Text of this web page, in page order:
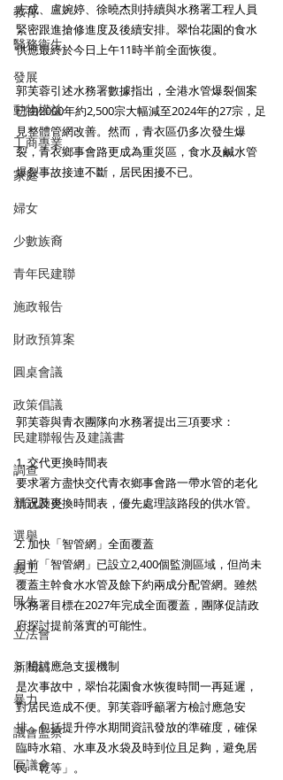
教育
醫務衛生
發展
動物權益
工商專業
家庭
婦女
少數族裔
青年民建聯
施政報告
財政預算案
圓桌會議
政策倡議
民建聯報告及建議書
調查
新冠肺炎
選舉
義工
民生
立法會
新聞稿
暴力
議會監察
區議會
志成、盧婉婷、徐曉杰則持續與水務署工程人員
緊密跟進搶修進度及後續安排。翠怡花園的食水
供應最終於今日上午11時半前全面恢復。
郭芙蓉引述水務署數據指出，全港水管爆裂個案
已由2000年約2,500宗大幅減至2024年的27宗，足
見整體管網改善。然而，青衣區仍多次發生爆
裂，青衣鄉事會路更成為重災區，食水及鹹水管
爆裂事故接連不斷，居民困擾不已。
郭芙蓉與青衣團隊向水務署提出三項要求：
1. 交代更換時間表
要求署方盡快交代青衣鄉事會路一帶水管的老化
情况及更換時間表，優先處理該路段的供水管。
2. 加快「智管網」全面覆蓋
目前「智管網」已設立2,400個監測區域，但尚未
覆蓋主幹食水水管及餘下約兩成分配管網。雖然
水務署目標在2027年完成全面覆蓋，團隊促請政
府探討提前落實的可能性。
3. 檢討應急支援機制
是次事故中，翠怡花園食水恢復時間一再延遲，
對居民造成不便。郭芙蓉呼籲署方檢討應急安
排，包括提升停水期間資訊發放的準確度，確保
臨時水箱、水車及水袋及時到位且足夠，避免居
民「乾等」。